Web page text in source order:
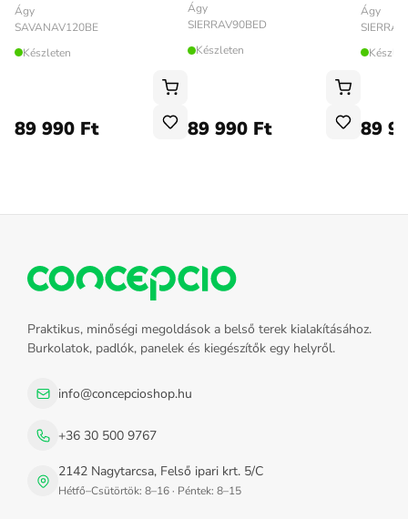
Ágy
SAVANAV120BE
Készleten
89 990 Ft
Ágy
SIERRAV90BED
Készleten
89 990 Ft
Ágy
89
Praktikus, minőségi megoldások a belső terek kialakításához.
Burkolatok, padlók, panelek és kiegészítők egy helyről.
info@concepcioshop.hu
+36 30 500 9767
2142 Nagytarcsa, Felső ipari krt. 5/C
Hétfő–Csütörtök: 8–16 · Péntek: 8–15